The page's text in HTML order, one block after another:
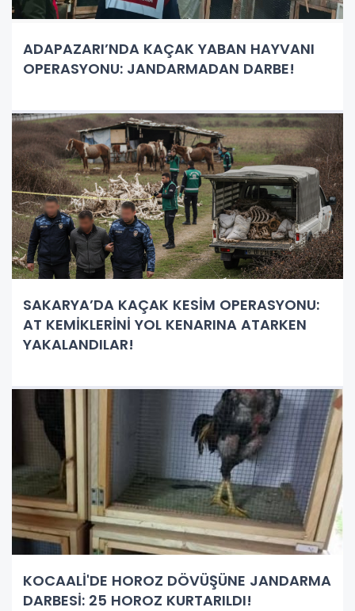
ADAPAZARI’NDA KAÇAK YABAN HAYVANI
OPERASYONU: JANDARMADAN DARBE!
SAKARYA’DA KAÇAK KESİM OPERASYONU:
AT KEMİKLERİNİ YOL KENARINA ATARKEN
YAKALANDILAR!
KOCAALİ'DE HOROZ DÖVÜŞÜNE JANDARMA
DARBESİ: 25 HOROZ KURTARILDI!